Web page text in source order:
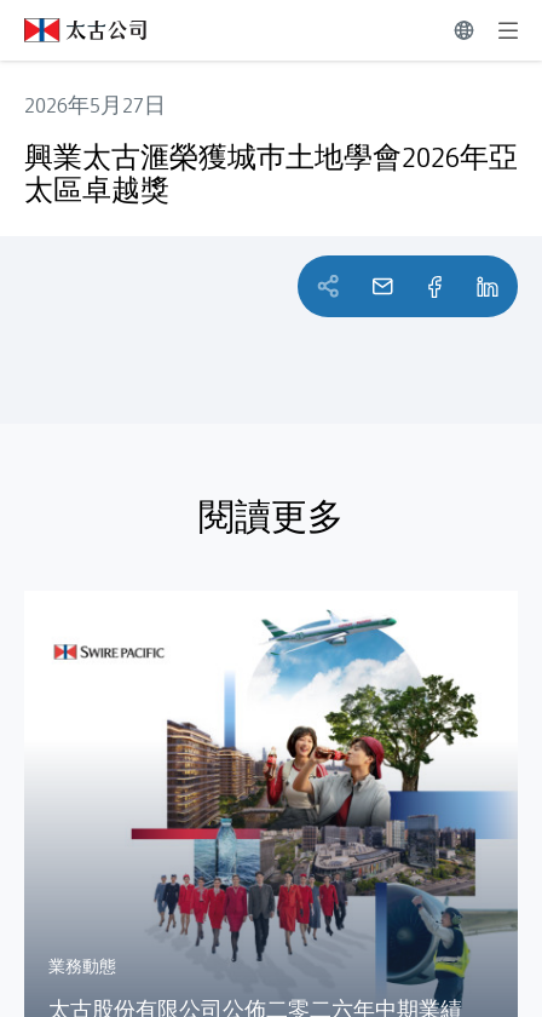
2026年5月27日
興業太古滙榮獲城巿土地學會2026年亞
太區卓越獎
閱讀更多
業務動態
太古股份有限公司公佈二零二六年中期業績